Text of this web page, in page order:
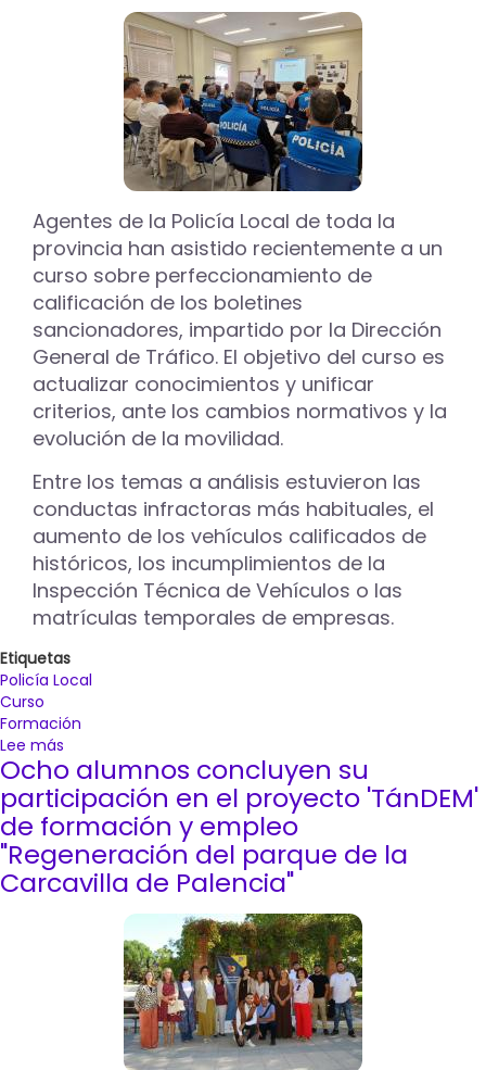
profesionaliza
&
Pintxos
Passion”
Agentes de la Policía Local de toda la
provincia han asistido recientemente a un
curso sobre perfeccionamiento de
calificación de los boletines
sancionadores, impartido por la Dirección
General de Tráfico. El objetivo del curso es
actualizar conocimientos y unificar
criterios, ante los cambios normativos y la
evolución de la movilidad.
Entre los temas a análisis estuvieron las
conductas infractoras más habituales, el
aumento de los vehículos calificados de
históricos, los incumplimientos de la
Inspección Técnica de Vehículos o las
matrículas temporales de empresas.
Etiquetas
Policía Local
Curso
Formación
Lee más
Medio
centenar
de
agentes
perfeccionan
sus
conocimientos
movilidad
cambiante
Ocho alumnos concluyen su
participación en el proyecto 'TánDEM'
de formación y empleo
"Regeneración del parque de la
Carcavilla de Palencia"